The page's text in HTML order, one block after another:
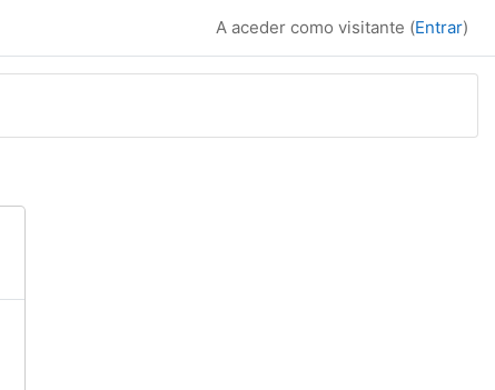
A aceder como visitante (Entrar)